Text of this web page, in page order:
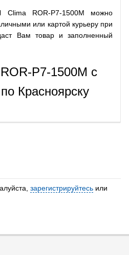
Clima ROR-P7-1500M можно
или картой курьеру при
Вам товар и заполненный
P7-1500M с
Красноярску
зарегистрируйтесь или